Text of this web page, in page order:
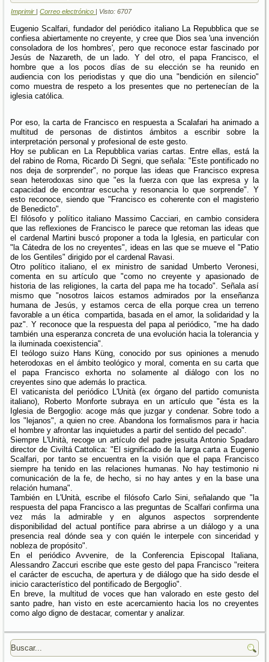
Imprimir |Correo electrónico | Visto: 6707
Eugenio Scalfari, fundador del periódico italiano La Repubblica que se
confiesa abiertamente no creyente, y cree que Dios sea 'una invención
consoladora de los hombres', pero que reconoce estar fascinado por
Jesús de Nazareth, de un lado. Y del otro, el papa Francisco, el
hombre que a los pocos días de su elección se ha reunido en
audiencia con los periodistas y que dio una "bendición en silencio"
como muestra de respeto a los presentes que no pertenecían de la
iglesia católica.
Por eso, la carta de Francisco en respuesta a Scalafari ha animado a
multitud de personas de distintos ámbitos a escribir sobre la
interpretación personal y profesional de este gesto.
Hoy se publican en La Repubblica varias cartas. Entre ellas, está la
del rabino de Roma, Ricardo Di Segni, que señala: "Este pontificado no
nos deja de sorprender", no porque las ideas que Francisco expresa
sean heterodoxas sino que "es la fuerza con que las expresa y la
capacidad de encontrar escucha y resonancia lo que sorprende". Y
esto reconoce, siendo que "Francisco es coherente con el magisterio
de Benedicto".
El filósofo y político italiano Massimo Cacciari, en cambio considera
que las reflexiones de Francisco le parece que retoman las ideas que
el cardenal Martini buscó proponer a toda la Iglesia, en particular con
"la Cátedra de los no creyentes", ideas en las que se mueve el "Patio
de los Gentiles" dirigido por el cardenal Ravasi.
Otro político italiano, el ex ministro de sanidad Umberto Veronesi,
comenta en su artículo que "como no creyente y apasionado de
historia de las religiones, la carta del papa me ha tocado". Señala así
mismo que "nosotros laicos estamos admirados por la enseñanza
humana de Jesús, y estamos cerca de ella porque crea un terreno
favorable a un ética compartida, basada en el amor, la solidaridad y la
paz". Y reconoce que la respuesta del papa al periódico, "me ha dado
también una esperanza concreta de una evolución hacia la tolerancia y
la iluminada coexistencia".
El teólogo suizo Hans Küng, conocido por sus opiniones a menudo
heterodoxas en el ámbito teológico y moral, comenta en su carta que
el papa Francisco exhorta no solamente al diálogo con los no
creyentes sino que además lo practica.
El vaticanista del periódico L'Unità (ex órgano del partido comunista
italiano), Roberto Monforte subraya en un artículo que "ésta es la
Iglesia de Bergoglio: acoge más que juzgar y condenar. Sobre todo a
los "lejanos", a quien no cree. Abandona los formalismos para ir hacia
el hombre y afrontar las inquietudes a partir del sentido del pecado".
Siempre L'Unità, recoge un artículo del padre jesuita Antonio Spadaro
director de Civiltá Cattolica: "El significado de la larga carta a Eugenio
Scalfari, por tanto se encuentra en la visión que el papa Francisco
siempre ha tenido en las relaciones humanas. No hay testimonio ni
comunicación de la fe, de hecho, si no hay antes y en la base una
relación humana".
También en L'Unità, escribe el filósofo Carlo Sini, señalando que "la
respuesta del papa Francisco a las preguntas de Scalfari confirma una
vez más la admirable y en algunos aspectos sorprendente
disponibilidad del actual pontífice para abrirse a un diálogo y a una
presencia real dónde sea y con quién le interpele con sinceridad y
nobleza de propósito".
En el periódico Avvenire, de la Conferencia Episcopal Italiana,
Alessandro Zaccuri escribe que este gesto del papa Francisco "reitera
el carácter de escucha, de apertura y de diálogo que ha sido desde el
inicio característico del pontificado de Bergoglio".
En breve, la multitud de voces que han valorado en este gesto del
santo padre, han visto en este acercamiento hacia los no creyentes
como algo digno de destacar, comentar y analizar.